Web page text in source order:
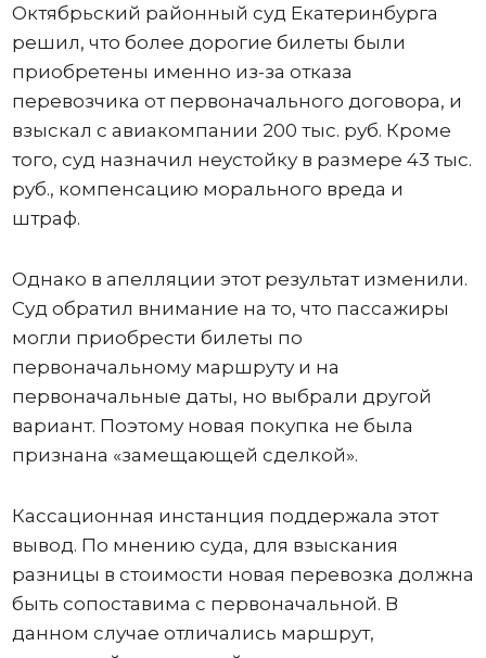
Октябрьский районный суд Екатеринбурга
решил, что более дорогие билеты были
приобретены именно из-за отказа
перевозчика от первоначального договора, и
взыскал с авиакомпании 200 тыс. руб. Кроме
того, суд назначил неустойку в размере 43 тыс.
руб., компенсацию морального вреда и
штраф.
Однако в апелляции этот результат изменили.
Суд обратил внимание на то, что пассажиры
могли приобрести билеты по
первоначальному маршруту и на
первоначальные даты, но выбрали другой
вариант. Поэтому новая покупка не была
признана «замещающей сделкой».
Кассационная инстанция поддержала этот
вывод. По мнению суда, для взыскания
разницы в стоимости новая перевозка должна
быть сопоставима с первоначальной. В
данном случае отличались маршрут,